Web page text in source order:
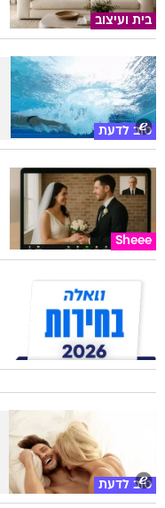
בית ועיצוב
טוב לדעת
Sheee
טוב לדעת